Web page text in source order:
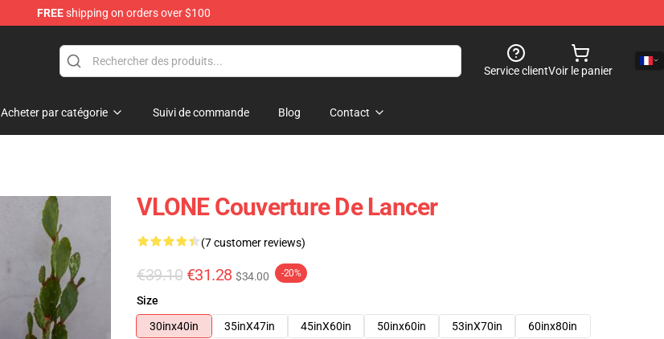
FREEshipping on orders over $100
Service clientVoir le panier
Acheter par catégorie Suivi de commande Blog Contact
VLONE Couverture De Lancer
(7 customer reviews)
€39.10 €31.28 $34.00 -20%
Size
30inx40in
35inX47in 45inX60in 50inx60in 53inX70in 60inx80in